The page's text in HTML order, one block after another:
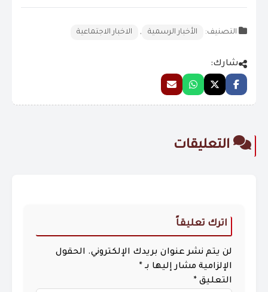
التصنيف: الأخبار الرسمية , الاخبار الاجتماعية
شارك:
التعليقات
اترك تعليقاً
لن يتم نشر عنوان بريدك الإلكتروني. الحقول
الإلزامية مشار إليها بـ *
التعليق *